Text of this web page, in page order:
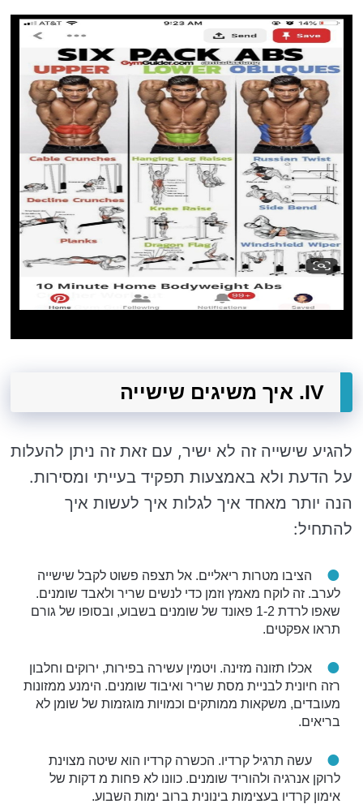
IV. איך משיגים שישייה
להגיע שישייה זה לא ישיר, עם זאת זה ניתן להעלות
על הדעת ולא באמצעות תפקיד בעייתי ומסירות.
הנה יותר מאחד איך לגלות איך לעשות איך
להתחיל:
הציבו מטרות ריאליים. אל תצפה פשוט לקבל שישייה
לערב. זה לוקח מאמץ וזמן כדי לנשים שריר ולאבד שומנים.
שאפו לרדת 1-2 פאונד של שומנים בשבוע, ובסופו של גורם
תראו אפקטים.
אכלו תזונה מזינה. ויטמין עשירה בפירות, ירוקים וחלבון
רזה חיונית לבניית מסת שריר ואיבוד שומנים. הימנע ממזונות
מעובדים, משקאות ממותקים וכמויות מוגזמות של שומן לא
בריאים.
עשה תרגיל קרדיו. הכשרה קרדיו הוא שיטה מצוינת
לרוקן אנרגיה ולהוריד שומנים. כוונו לא פחות מ דקות של
אימון קרדיו בעצימות בינונית ברוב ימות השבוע.